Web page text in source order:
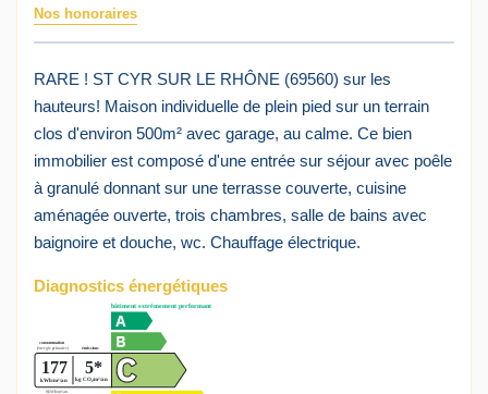
Nos honoraires
RARE ! ST CYR SUR LE RHÔNE (69560) sur les
hauteurs! Maison individuelle de plein pied sur un terrain
clos d'environ 500m² avec garage, au calme. Ce bien
immobilier est composé d'une entrée sur séjour avec poêle
à granulé donnant sur une terrasse couverte, cuisine
aménagée ouverte, trois chambres, salle de bains avec
baignoire et douche, wc. Chauffage électrique.
Diagnostics énergétiques